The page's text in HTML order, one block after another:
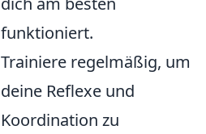
funktioniert.
Trainiere regelmäßig, um
deine Reflexe und
Koordination zu